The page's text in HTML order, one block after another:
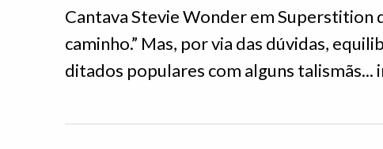
Cantava Stevie Wonder em Superstition
caminho.” Mas, por via das dúvidas,
ditados populares com alguns talismãs...